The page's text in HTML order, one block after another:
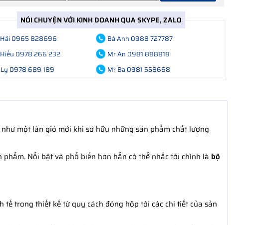
NÓI CHUYỆN VỚI KINH DOANH QUA SKYPE, ZALO
0965 828696
Bá Anh 0988 727787
0978 266 232
Mr An 0981 888818
0978 689 189
Mr Ba 0981 558668
một làn gió mới khi sở hữu những sản phẩm chất lượng
Nổi bật và phổ biến hơn hẳn có thể nhắc tới chính là bộ
trong thiết kế từ quy cách đóng hộp tới các chi tiết của sản